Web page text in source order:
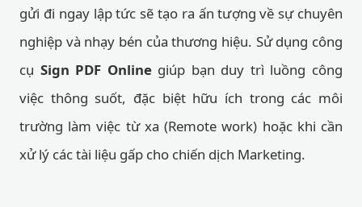
gửi đi ngay lập tức sẽ tạo ra ấn tượng về sự chuyên
nghiệp và nhạy bén của thương hiệu. Sử dụng công
cụ Sign PDF Onlinegiúp bạn duy trì luồng công
việc thông suốt, đặc biệt hữu ích trong các môi
trường làm việc từ xa (Remote work) hoặc khi cần
xử lý các tài liệu gấp cho chiến dịch Marketing.